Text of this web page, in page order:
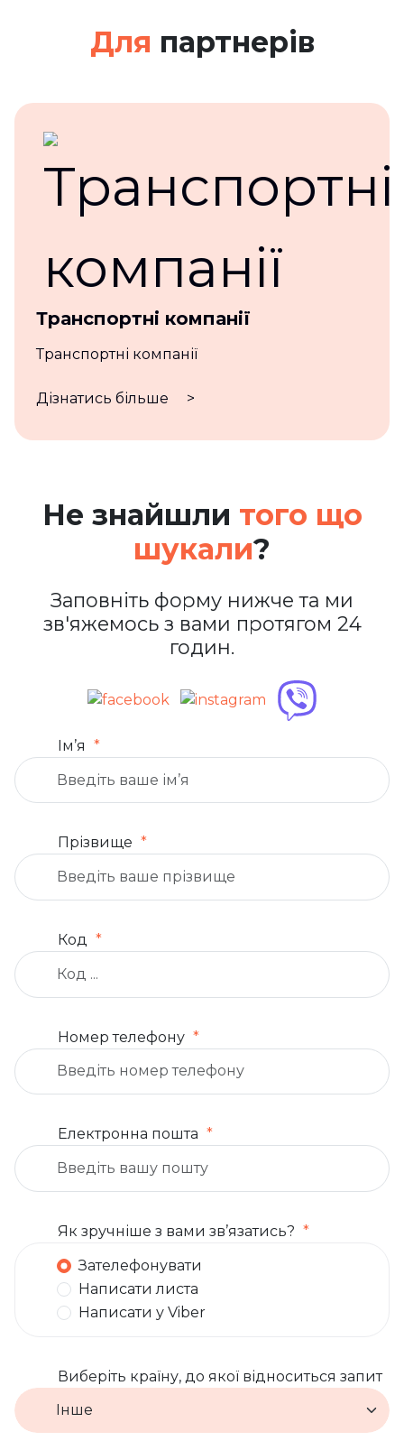
Для партнерів
Транспортні компанії
Транспортні компанії
Дізнатись більше >
Не знайшли того що
шукали?
Заповніть форму нижче та ми
зв'яжемось з вами протягом 24
годин.
Ім’я
Прізвище
Код
Номер телефону
Електронна пошта
Як зручніше з вами зв’язатись?
Зателефонувати
Написати листа
Написати у Viber
Виберіть країну, до якої відноситься запит